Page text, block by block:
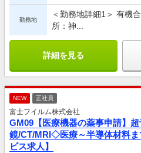
勤務地
＜勤務地詳細1＞ 有機
所：神...
詳細を見る
NEW 正社員
富士フイルム株式会社
GM09【医療機器の薬事申請】
鏡/CT/MRI◇医療～半導体材料
ビス求人】